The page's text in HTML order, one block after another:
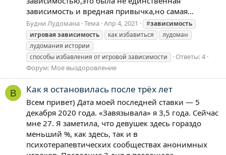
зависимость и вредная привычка,но самая...
Будни Лудомана Тема Апр 4, 2021 #зависимость
игроваязависимость как избавиться
лудоман
лудомания истории
способы избавления от игровой зависимости
Ответы: 4
Форум: Мое выздоровление
B Как я остановилась после трёх лет
Всем привет) Дата моей последней ставки — 5
декабря 2020 года. «Завязывала» я 3,5 года. Сейчас
мне 27. Я заметила, что девушек здесь гораздо
меньший %, как здесь, так и в
психотерапевтических сообществах анонимных